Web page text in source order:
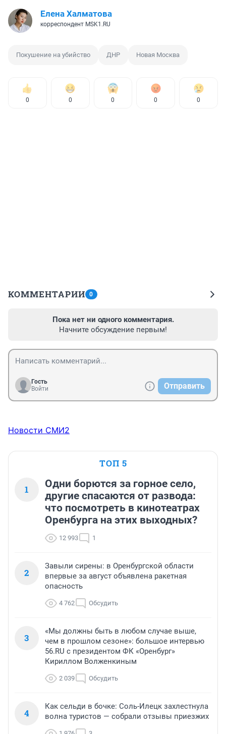
Елена Халматова
корреспондент MSK1.RU
Покушение на убийство ДНР Новая Москва
0 0 0 0 0
КОММЕНТАРИИ 0
Пока нет ни одного комментария.
Начните обсуждение первым!
Гость
Войти
Отправить
Новости СМИ2
ТОП 5
1
Одни борются за горное село,
другие спасаются от развода:
что посмотреть в кинотеатрах
Оренбурга на этих выходных?
12 993 1
2
Завыли сирены: в Оренбургской области
впервые за август объявлена ракетная
опасность
4 762 Обсудить
3
«Мы должны быть в любом случае выше,
чем в прошлом сезоне»: большое интервью
56.RU с президентом ФК «Оренбург»
Кириллом Волженкиным
2 039 Обсудить
4
Как сельди в бочке: Соль-Илецк захлестнула
волна туристов — собрали отзывы приезжих